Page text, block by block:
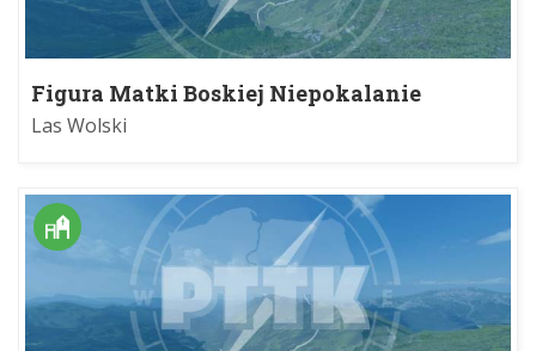
Figura Matki Boskiej Niepokalanie
Poczętej
Las Wolski